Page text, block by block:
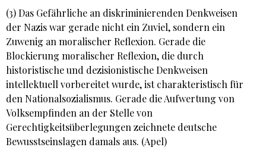
(3) Das Gefährliche an diskriminierenden Denkweisen
der Nazis war gerade nicht ein Zuviel, sondern ein
Zuwenig an moralischer Reflexion. Gerade die
Blockierung moralischer Reflexion, die durch
historistische und dezisionistische Denkweisen
intellektuell vorbereitet wurde, ist charakteristisch für
den Nationalsozialismus. Gerade die Aufwertung von
Volksempfinden an der Stelle von
Gerechtigkeitsüberlegungen zeichnete deutsche
Bewusstseinslagen damals aus. (Apel)